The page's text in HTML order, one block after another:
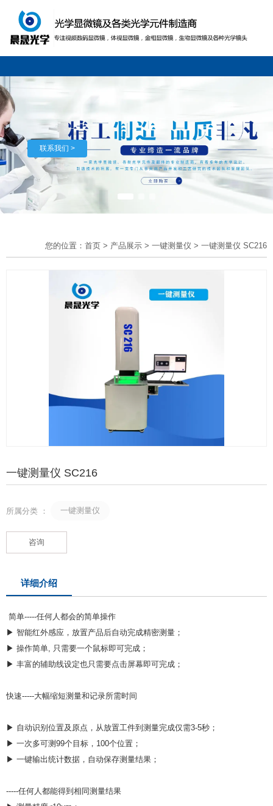
联系我们 >
您的位置：首页 > 产品展示 > 一键测量仪 > 一键测量仪 SC216
一键测量仪 SC216
所属分类 ： 一键测量仪
咨询
详细介绍
简单-----任何人都会的简单操作
▶ 智能红外感应，放置产品后自动完成精密测量；
▶ 操作简单, 只需要一个鼠标即可完成；
▶ 丰富的辅助线设定也只需要点击屏幕即可完成；
快速-----大幅缩短测量和记录所需时间
▶ 自动识别位置及原点，从放置工件到测量完成仅需3-5秒；
▶ 一次多可测99个目标，100个位置；
▶ 一键输出统计数据，自动保存测量结果；
-----任何人都能得到相同测量结果